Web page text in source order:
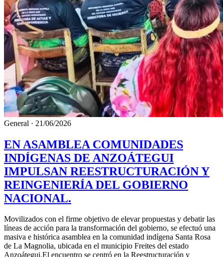
General · 21/06/2026
EN A​SAMBLEA COMUNIDADES
INDÍGENAS DE ANZOÁTEGUI
IMPULSAN REESTRUCTURACIÓN Y
REINGENIERÍA DEL GOBIERNO
NACIONAL.
Movilizados ​con el firme objetivo de elevar propuestas y debatir las
líneas de acción para la transformación del gobierno, se efectuó una
masiva e histórica asamblea en la comunidad indígena Santa Rosa
de La Magnolia, ubicada en el municipio Freites del estado
Anzoátegui.El encuentro se centró en la Reestructuración y